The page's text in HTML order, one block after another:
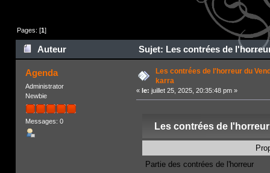
Pages: [1]
Auteur Sujet: Les contrées de
Agenda
Administrator
Newbie
Messages: 0
Les contrées de l'horreur du
karra
« le: juillet 25, 2025, 20:35:48 pm »